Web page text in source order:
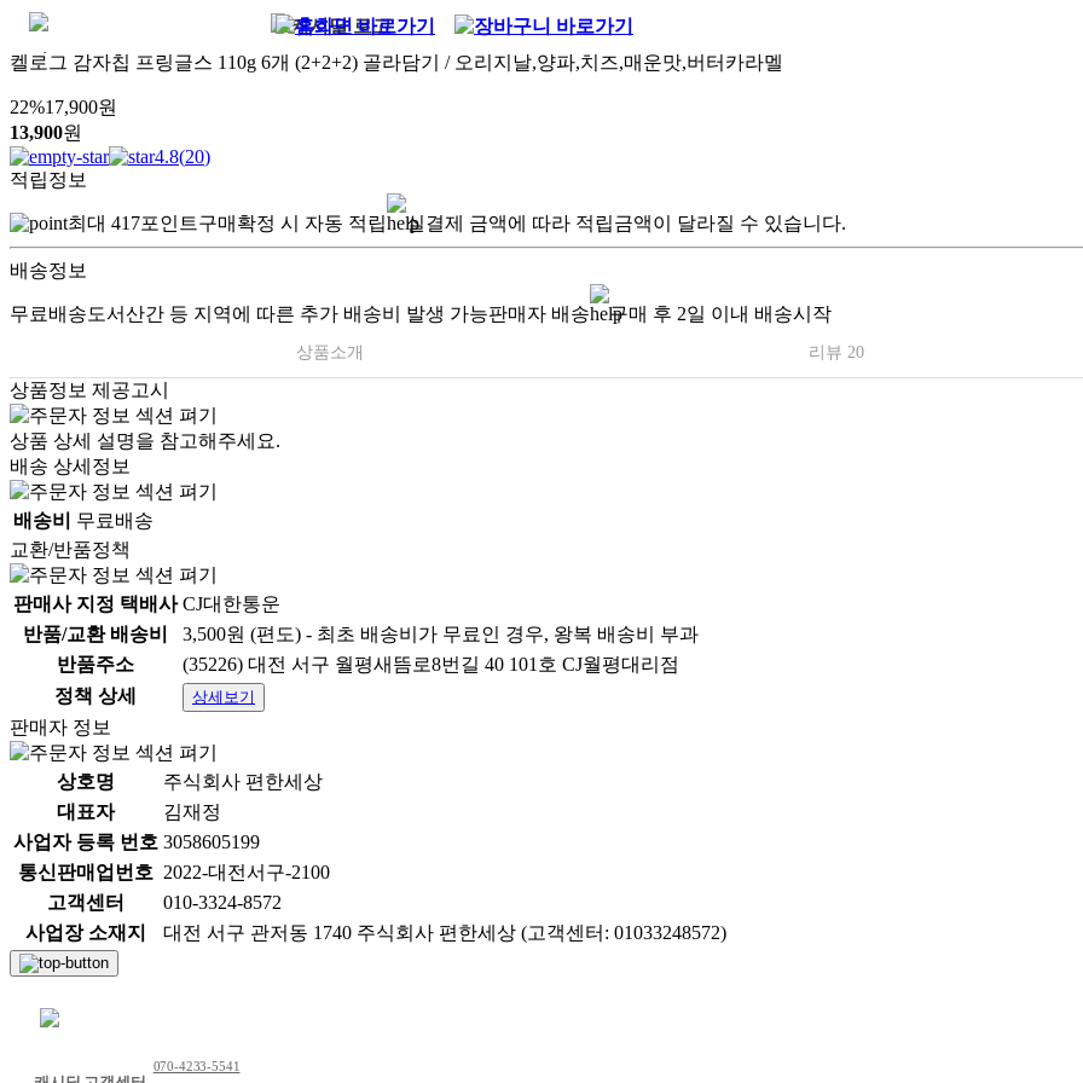
켈로그 감자칩 프링글스 110g 6개 (2+2+2) 골라담기 / 오리지날,양파,치즈,매운맛,버터카라멜
22%17,900원
13,900원
4.8(20)
적립정보
최대 417포인트구매확정 시 자동 적립 실결제 금액에 따라 적립금액이 달라질 수 있습니다.
배송정보
무료배송도서산간 등 지역에 따른 추가 배송비 발생 가능판매자 배송 구매 후 2일 이내 배송시작
상품소개 리뷰 20
상품정보 제공고시
상품 상세 설명을 참고해주세요.
배송 상세정보
배송비
무료배송
교환/반품정책
판매사 지정 택배사 CJ대한통운
반품/교환 배송비
3,500원 (편도) - 최초 배송비가 무료인 경우, 왕복 배송비 부과
반품주소
(35226) 대전 서구 월평새뜸로8번길 40 101호 CJ월평대리점
정책 상세
상세보기
판매자 정보
상호명
주식회사 편한세상
대표자
김재정
사업자 등록 번호 3058605199
통신판매업번호 2022-대전서구-2100
고객센터
010-3324-8572
사업장 소재지
대전 서구 관저동 1740 주식회사 편한세상 (고객센터: 01033248572)
070-4233-5541